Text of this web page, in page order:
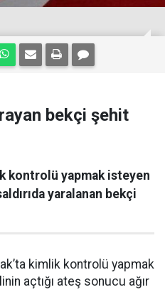
bekçi şehit
kontrolü yapmak isteyen
yaralanan bekçi
kimlik kontrolü yapmak
açtığı ateş sonucu ağır